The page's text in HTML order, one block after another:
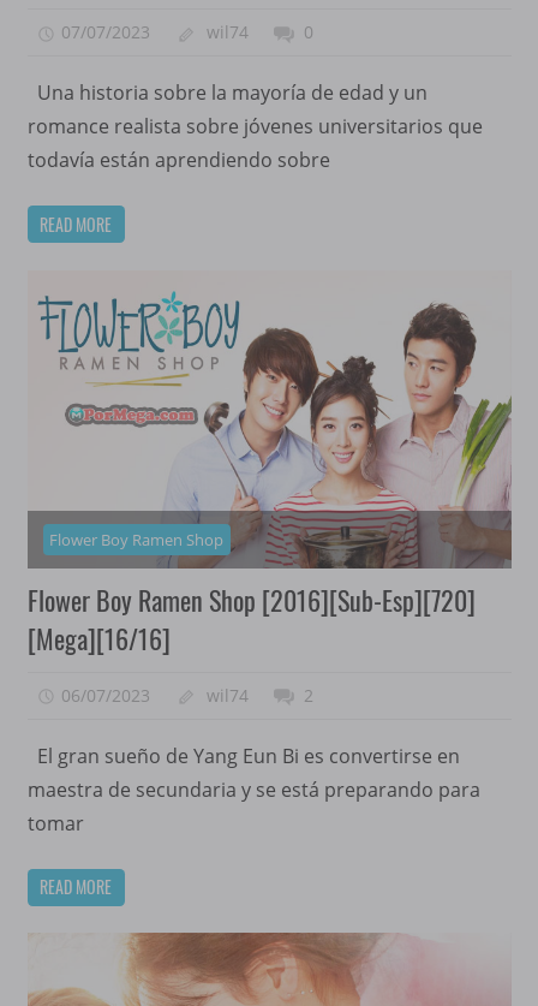
07/07/2023 wil74 0
Una historia sobre la mayoría de edad y un
romance realista sobre jóvenes universitarios que
todavía están aprendiendo sobre
READ MORE
Flower Boy Ramen Shop
Flower Boy Ramen Shop [2016][Sub-Esp][720]
[Mega][16/16]
06/07/2023 wil74 2
El gran sueño de Yang Eun Bi es convertirse en
maestra de secundaria y se está preparando para
tomar
READ MORE